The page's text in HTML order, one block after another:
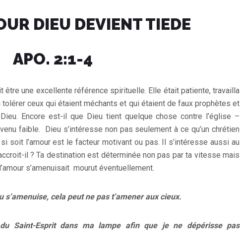
DIEU DEVIENT TIEDE
APO. 2:1-4
être une excellente référence spirituelle. Elle était patiente, travailla
ceux qui étaient méchants et qui étaient de faux prophètes et
Encore est-il que Dieu tient quelque chose contre l’église –
faible. Dieu s’intéresse non pas seulement à ce qu’un chrétien
soit l’amour est le facteur motivant ou pas. Il s’intéresse aussi au
il ? Ta destination est déterminée non pas par ta vitesse mais
s’amenuisait mourut éventuellement.
cela peut ne pas t’amener aux cieux.
Saint-Esprit dans ma lampe afin que je ne dépérisse pas